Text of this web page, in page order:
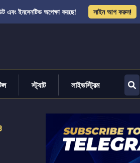
এবং ইনসেনটিভ অপেক্ষা করছে! সাইন আপ করুন!
স্ট্যাট লাইভস্ট্রিম